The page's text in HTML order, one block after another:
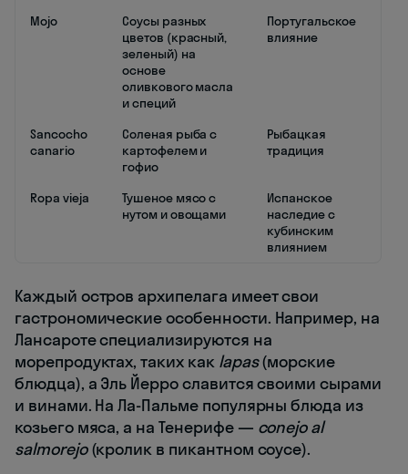
Mojo
Соусы разных
цветов (красный,
зеленый) на
основе
оливкового масла
и специй
Португальское
влияние
Sancocho
canario
Соленая рыба с
картофелем и
гофио
Рыбацкая
традиция
Ropa vieja
Тушеное мясо с
нутом и овощами
Испанское
наследие с
кубинским
влиянием
Каждый остров архипелага имеет свои
гастрономические особенности. Например, на
Лансароте специализируются на
морепродуктах, таких как lapas(морские
блюдца), а Эль Йерро славится своими сырами
и винами. На Ла-Пальме популярны блюда из
козьего мяса, а на Тенерифе — conejo al
salmorejo(кролик в пикантном соусе).